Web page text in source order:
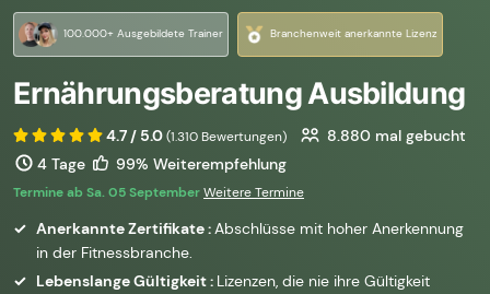
100.000+ Ausgebildete Trainer Branchenweit anerkannte Lizenz
Ernährungsberatung Ausbildung
4.7 / 5.0(1.310 Bewertungen) 8.880mal gebucht
4 Tage
99% Weiterempfehlung
Termine ab Sa. 05 SeptemberWeitere Termine
Anerkannte Zertifikate :Abschlüsse mit hoher Anerkennung
in der Fitnessbranche.
Lebenslange Gültigkeit : Lizenzen, die nie ihre Gültigkeit